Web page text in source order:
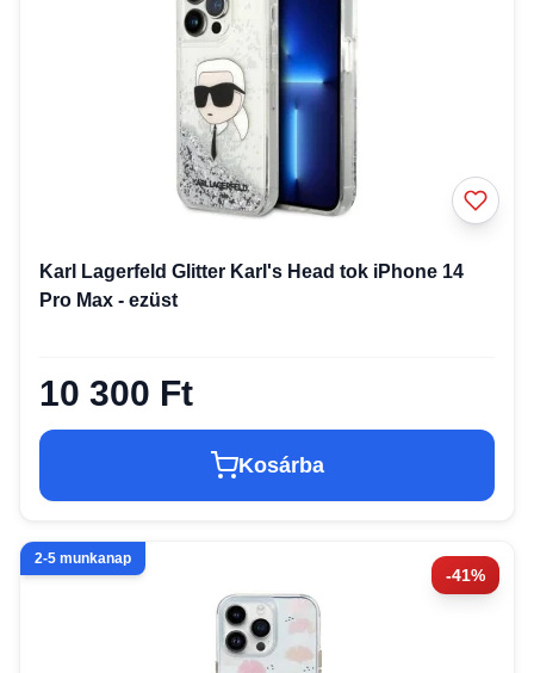
Karl Lagerfeld Glitter Karl's Head tok iPhone 14
Pro Max - ezüst
10 300 Ft
Kosárba
-41%
2-5 munkanap